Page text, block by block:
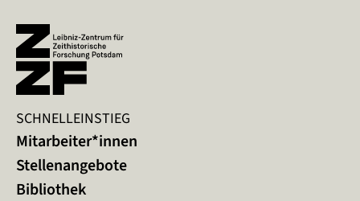
SCHNELLEINSTIEG
Mitarbeiter*innen
Stellenangebote
Bibliothek